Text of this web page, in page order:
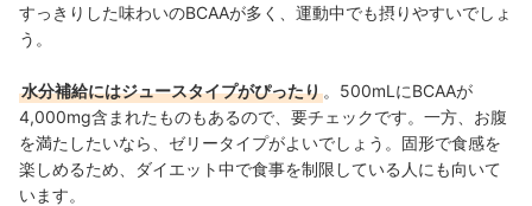
すっきりした味わいのBCAAが多く、運動中でも摂りやすいでしょ
う。
水分補給にはジュースタイプがぴったり 。500mLにBCAAが
4,000mg含まれたものもあるので、要チェックです。一方、お腹
を満たしたいなら、ゼリータイプがよいでしょう。固形で食感を
楽しめるため、ダイエット中で食事を制限している人にも向いて
います。